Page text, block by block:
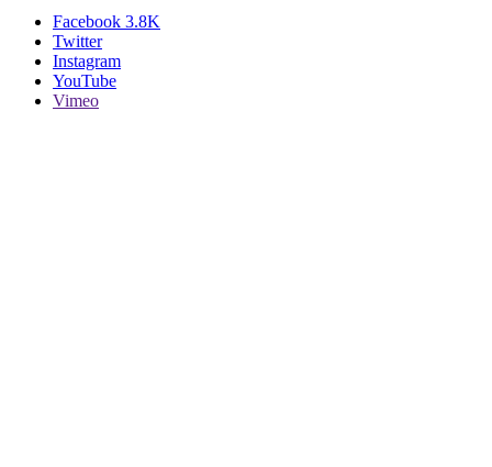
Facebook 3.8K
Twitter
Instagram
YouTube
Vimeo